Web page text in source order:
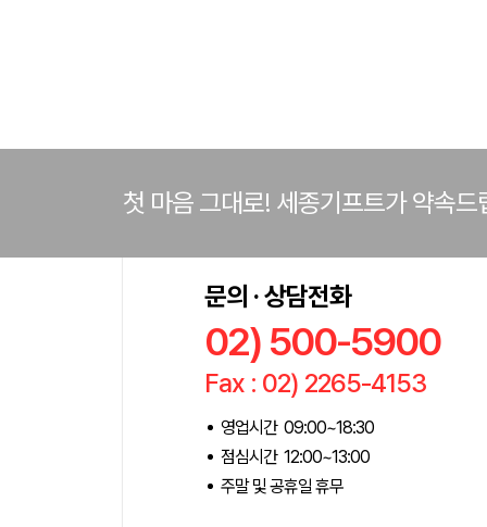
첫 마음 그대로! 세종기프트가 약속드
문의 · 상담전화
02) 500-5900
Fax : 02) 2265-4153
영업시간 09:00~18:30
점심시간 12:00~13:00
주말 및 공휴일 휴무